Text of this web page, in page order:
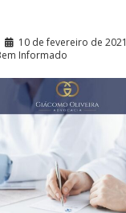
10 de fevereiro de 2021
Informado